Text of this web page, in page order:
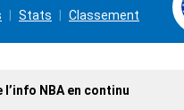
Stats Classement
l’info NBA en continu